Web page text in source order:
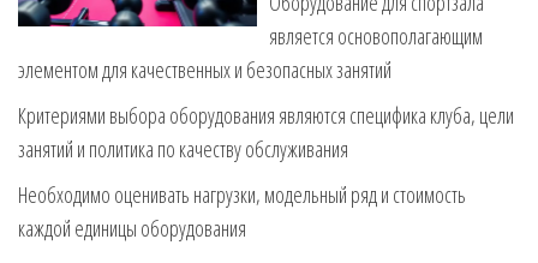
является основополагающим
элементом для качественных и безопасных занятий
Критериями выбора оборудования являются специфика клуба, цели
занятий и политика по качеству обслуживания
Необходимо оценивать нагрузки, модельный ряд и стоимость
каждой единицы оборудования